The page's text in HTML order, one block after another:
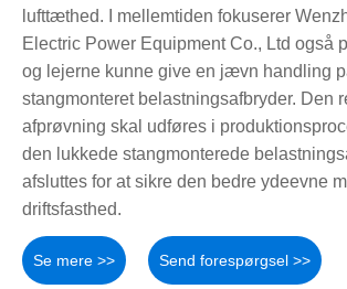
lufttæthed. I mellemtiden fokuserer
Electric Power Equipment Co., Ltd også
og lejerne kunne give en jævn handling
stangmonteret belastningsafbryder. Den
afprøvning skal udføres i
den lukkede stangmonterede
afsluttes for at sikre den bedre ydeevne
driftsfasthed.
Se mere >> Send forespørgsel >>